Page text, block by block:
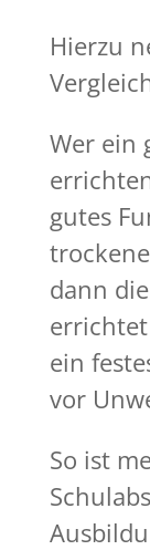
Hierzu
Wer ein
gutes
dann
ein
vor
So ist